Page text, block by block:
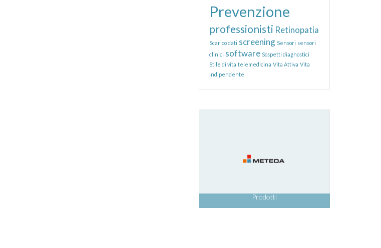
Prevenzione
professionisti Retinopatia
Scarico dati screening Sensori sensori
clinici software Sospetti diagnostici
Stile di vita telemedicina Vita Attiva Vita
Indipendente
Prodotti